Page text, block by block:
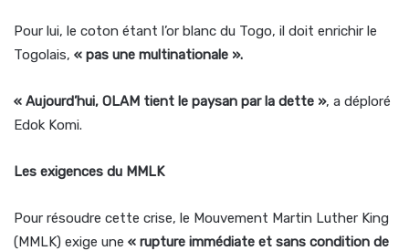
Pour lui, le coton étant l’or blanc du Togo, il doit enrichir le
Togolais, « pas une multinationale ».
« Aujourd’hui, OLAM tient le paysan par la dette », a déploré
Edok Komi.
Les exigences du MMLK
Pour résoudre cette crise, le Mouvement Martin Luther King
(MMLK) exige une « rupture immédiate et sans condition de